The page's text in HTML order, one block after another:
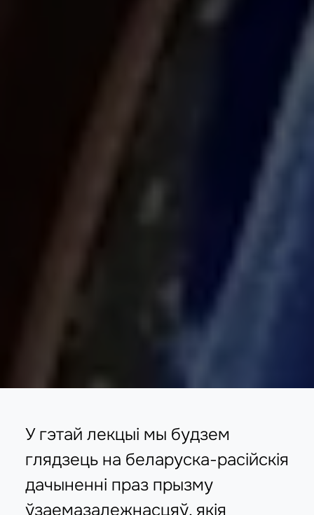
У гэтай лекцыі мы будзем
глядзець на беларуска-расійскія
дачыненні праз прызму
ўзаемазалежнасцяў, якія